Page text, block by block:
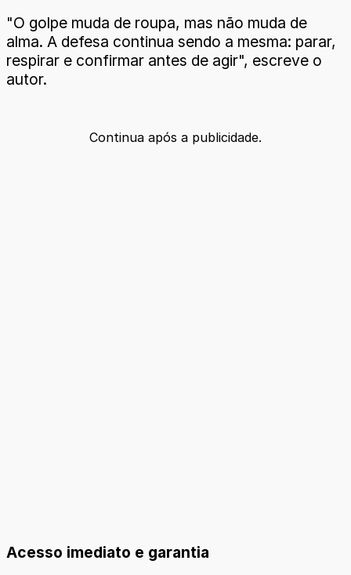
"O golpe muda de roupa, mas não muda de
alma. A defesa continua sendo a mesma: parar,
respirar e confirmar antes de agir", escreve o
autor.
Continua após a publicidade.
Acesso imediato e garantia